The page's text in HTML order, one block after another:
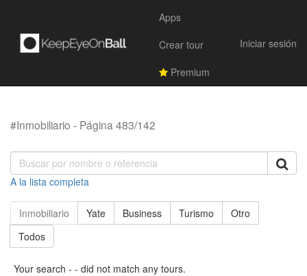
Apps
Crear tour
Premium
Iniciar sesión
#Inmobiliario - Página 483/142
A la lista completa
Inmobiliario Yate Business Turismo
Otro
Todos
Your search - - did not match any tours.